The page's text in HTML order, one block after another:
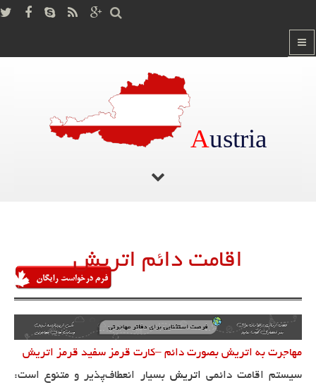
Austria
اقامت دائم اتریش
مهاجرت به اتریش بصورت دائم –کارت قرمز سفید قرمز اتریش
سیستم اقامت دائمی اتریش بسیار انعطاف‌پذیر و متنوع است: